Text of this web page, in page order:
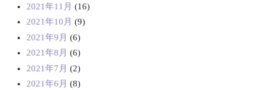
2021年11月 (16)
2021年10月 (9)
2021年9月 (6)
2021年8月 (6)
2021年7月 (2)
2021年6月 (8)